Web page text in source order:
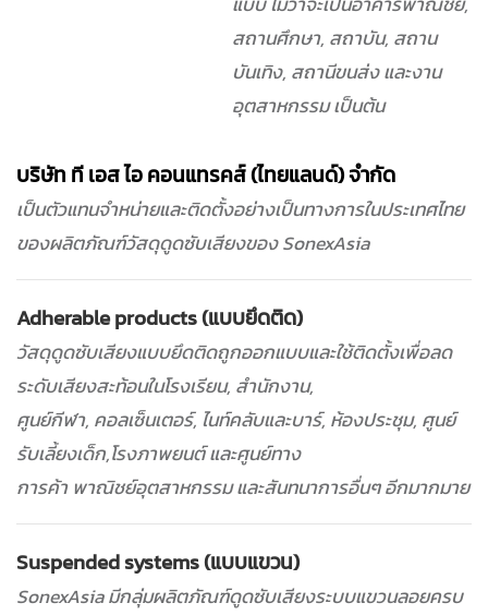
สถานศึกษา, สถาบัน, สถาน
บันเทิง, สถานีขนส่ง และงาน
อุตสาหกรรม เป็นต้น
บริษัท ที เอส ไอ คอนแทรคส์ (ไทยแลนด์) จำกัด
เป็นตัวแทนจำหน่ายและติดตั้งอย่างเป็นทางการในประเทศไทย
ของผลิตภัณฑ์วัสดุดูดซับเสียงของ SonexAsia
Adherable products (แบบยึดติด)
วัสดุดูดซับเสียงแบบยึดติดถูกออกแบบและใช้ติดตั้งเพื่อลด
ระดับเสียงสะท้อนในโรงเรียน, สำนักงาน,
ศูนย์กีฬา, คอลเซ็นเตอร์, ไนท์คลับและบาร์, ห้องประชุม, ศูนย์
รับเลี้ยงเด็ก,โรงภาพยนต์ และศูนย์ทาง
การค้า พาณิชย์อุตสาหกรรม และสันทนาการอื่นๆ อีกมากมาย
Suspended systems (แบบแขวน)
SonexAsia มีกลุ่มผลิตภัณฑ์ดูดซับเสียงระบบแขวนลอยครบ